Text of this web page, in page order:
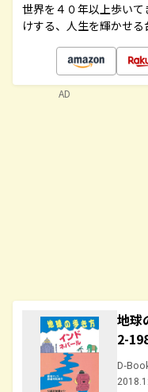
世界を４０年以上歩い
けする、人生を輝かせ
地球
2-
D-
AD